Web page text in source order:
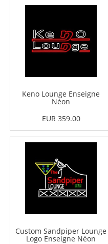
Keno Lounge Enseigne
Néon
EUR 359.00
Custom Sandpiper Lounge
Logo Enseigne Néon